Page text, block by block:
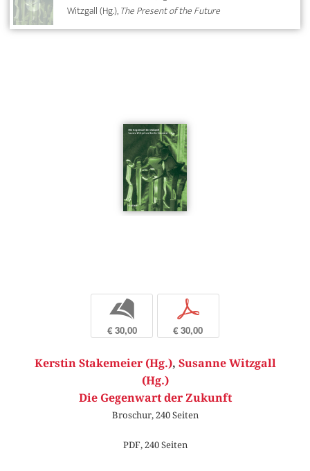
Witzgall (Hg.),The Present of the Future
b
€ 30,00
p
€ 30,00
Kerstin Stakemeier (Hg.), Susanne Witzgall
(Hg.)
Die Gegenwart der Zukunft
Broschur, 240 Seiten
PDF, 240 Seiten